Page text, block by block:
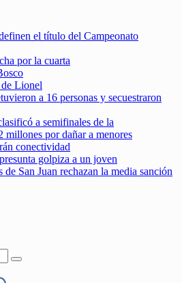
el título del Campeonato
por la cuarta
Lionel
a 16 personas y secuestraron
a semifinales de la
millones por dañar a menores
conectividad
golpiza a un joven
San Juan rechazan la media sanción